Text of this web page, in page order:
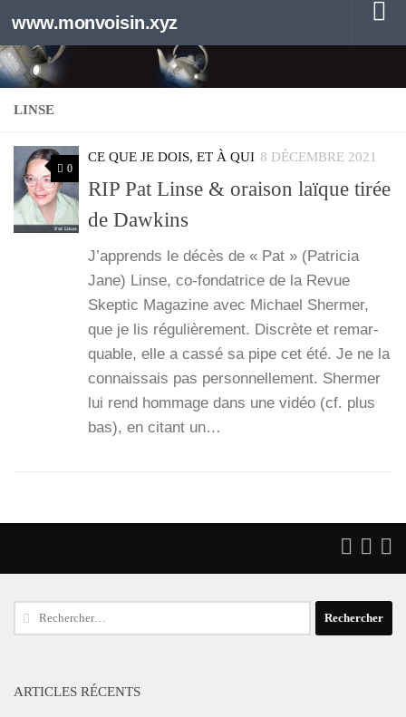
Au dessous du contenu
www.monvoisin.xyz
LINSE
0
CE QUE JE DOIS, ET À QUI 8 DÉCEMBRE 2021
RIP Pat Linse & oraison laïque tirée
de Dawkins
J’ap­prends le décès de « Pat » (Patri­cia
Jane) Linse, co-fon­­da­­trice de la Revue
Skep­tic Maga­zine avec Michael Sher­mer,
que je lis régu­liè­re­ment. Dis­crète et remar­
quable, elle a cas­sé sa pipe cet été. Je ne la
connais­sais pas per­son­nel­le­ment. Sher­mer
lui rend hom­mage dans une vidéo (cf. plus
bas), en citant un…
Rechercher :
ARTICLES RÉCENTS